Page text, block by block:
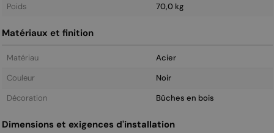
Poids
70,0 kg
Matériaux et finition
Matériau
Acier
Couleur
Noir
Décoration
Bûches en bois
Dimensions et exigences d'installation